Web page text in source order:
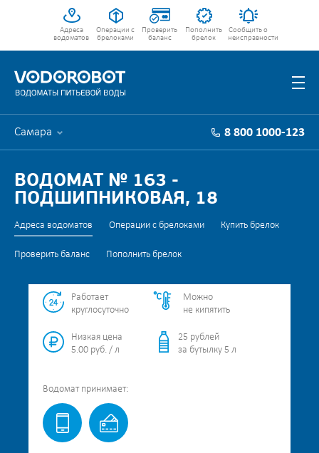
Адреса
водоматов
Операции с
брелоками
Проверить
баланс
Пополнить
брелок
Сообщить о
неисправности
Самара 8 800 1000-123
ВОДОМАТ № 163 -
ПОДШИПНИКОВАЯ, 18
Адреса водоматов Операции с брелоками Купить брелок
Проверить баланс Пополнить брелок
Работает
круглосуточно
Можно
не кипятить
Низкая цена
5.00 руб. / л
25 рублей
за бутылку 5 л
Водомат принимает: